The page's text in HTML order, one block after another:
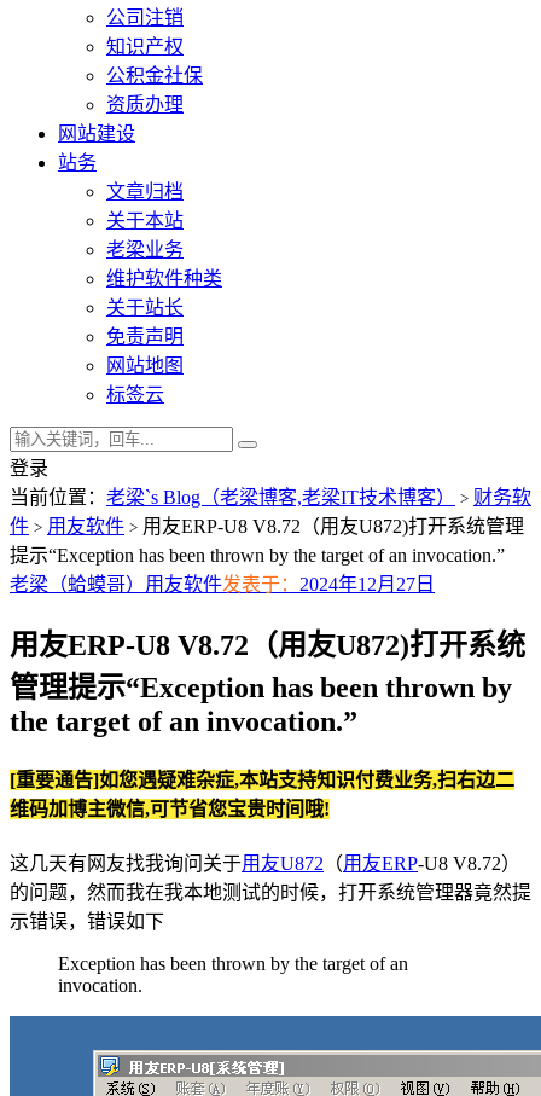
公司注销
知识产权
公积金社保
资质办理
网站建设
站务
文章归档
关于本站
老梁业务
维护软件种类
关于站长
免责声明
网站地图
标签云
登录
当前位置： 老梁`s Blog（老梁博客,老梁IT技术博客） > 财务软
件 > 用友软件 > 用友ERP-U8 V8.72（用友U872)打开系统管理
提示“Exception has been thrown by the target of an invocation.”
老梁（蛤蟆哥） 用友软件发表于： 2024年12月27日
用友ERP-U8 V8.72（用友U872)打开系统
管理提示“Exception has been thrown by
the target of an invocation.”
[重要通告]如您遇疑难杂症,本站支持知识付费业务,扫右边二
维码加博主微信,可节省您宝贵时间哦!
这几天有网友找我询问关于用友U872 （用友ERP-U8 V8.72）
的问题，然而我在我本地测试的时候，打开系统管理器竟然提
示错误，错误如下
Exception has been thrown by the target of an
invocation.